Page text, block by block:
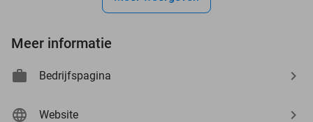
Meer informatie
Bedrijfspagina
Website